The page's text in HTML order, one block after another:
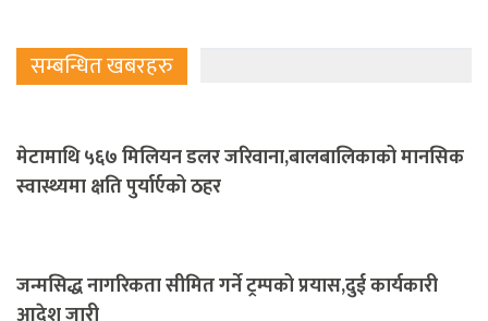
सम्बन्धित खबरहरु
मेटामाथि ५६७ मिलियन डलर जरिवाना,बालबालिकाको मानसिक
स्वास्थ्यमा क्षति पुर्यार्एको ठहर
जन्मसिद्ध नागरिकता सीमित गर्ने ट्रम्पको प्रयास,दुई कार्यकारी